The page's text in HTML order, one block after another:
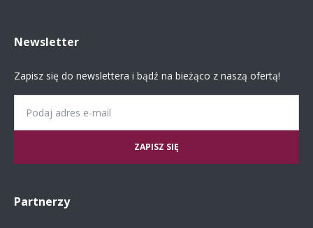
Newsletter
Zapisz się do newslettera i bądź na bieżąco z naszą ofertą!
Partnerzy